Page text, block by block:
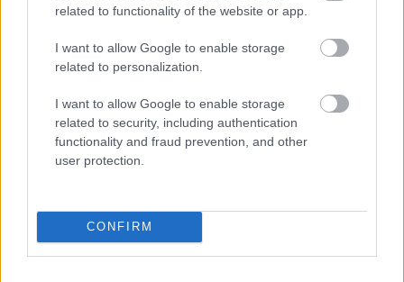
related to functionality of the website or app.
I want to allow Google to enable storage
related to personalization.
I want to allow Google to enable storage
related to security, including authentication
functionality and fraud prevention, and other
user protection.
CONFIRM
Két magyar dobogó a GT Open hungaroringi
hétvégéjén